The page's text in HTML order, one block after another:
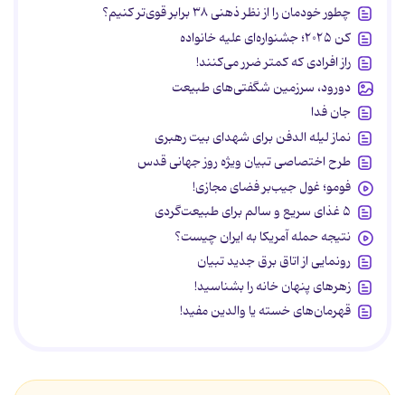
چطور خودمان را از نظر ذهنی ۳۸ برابر قوی‌تر کنیم؟
کن ۲۰۲۵؛ جشنواره‌ای علیه خانواده
راز افرادی که کمتر ضرر می‌کنند!
دورود، سرزمین شگفتی‌های طبیعت
جان فدا
نماز لیله الدفن برای شهدای بیت رهبری
طرح اختصاصی تبیان ویژه روز جهانی قدس
فومو؛ غول جیب‌بر فضای مجازی!
۵ غذای سریع و سالم برای طبیعت‌گردی
نتیجه حمله آمریکا به ایران چیست؟
رونمایی از اتاق برق جدید تبیان
زهرهای پنهان خانه را بشناسید!
قهرمان‌های خسته یا والدین مفید!